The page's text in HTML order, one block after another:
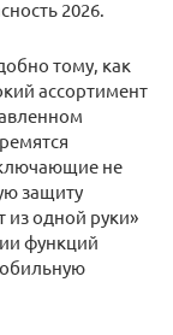
2026.
тому, как
ассортимент
не
защиту
из одной руки»
функций